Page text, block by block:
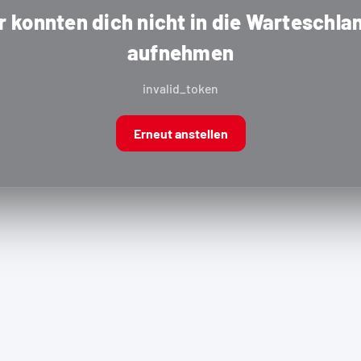
konnten dich nicht in die
aufnehmen
invalid_token
Erneut anstellen